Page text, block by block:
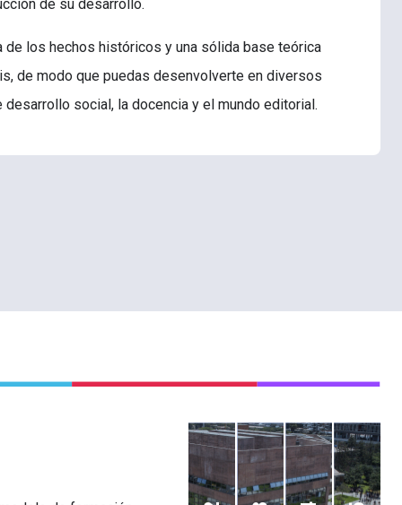
de su desarrollo.
de los hechos históricos y una sólida base teórica
de modo que puedas desenvolverte en diversos
social, la docencia y el mundo editorial.